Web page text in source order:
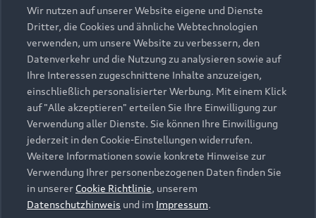
Elektromodelle
Plug-in-Hybride
Neuwagensuche
Gebrauchtwagensuche
Gebrauchtwagen
Finanzierung
Aktionen & Angebote
Geschäftskunden
Saisonale Angebote
Audi Services
Garantie
Audi digital services
myAudi
Support
Kundenservice
Händlersuche
Audi Code
Häufige Fragen (FAQ)
Audi Online Beratung
Über Audi
Unternehmen
Karriere
Investor Relations
Presse & Media Center
© 2026 AUDI AG. Alle Rechte vorbehalten
Wir nutzen auf unserer Website eigene und Dienste
Dritter, die Cookies und ähnliche Webtechnologien
verwenden, um unsere Website zu verbessern, den
Datenverkehr und die Nutzung zu analysieren sowie auf
Ihre Interessen zugeschnittene Inhalte anzuzeigen,
einschließlich personalisierter Werbung. Mit einem Klick
auf "Alle akzeptieren" erteilen Sie Ihre Einwilligung zur
Verwendung aller Dienste. Sie können Ihre Einwilligung
jederzeit in den Cookie-Einstellungen widerrufen.
Weitere Informationen sowie konkrete Hinweise zur
Verwendung Ihrer personenbezogenen Daten finden Sie
in unserer Cookie Richtlinie, unserem
Datenschutzhinweis und im Impressum.